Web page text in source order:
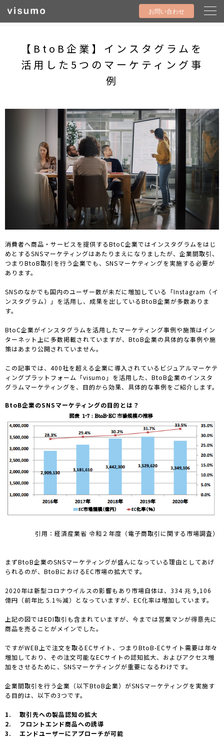
お問い合わせ
visumo ビジュモ
【BtoB企業】インスタグラムを活用した5つのマーケティング事例
【BtoB企業】インスタグラムを
活用した5つのマーケティング事
例
消費者へ商品・サービスを提供するBtoC企業ではインスタグラムをはじ
めとするSNSマーケティングはあたりまえになりましたが、企業間取引、
つまりBtoB取引を行う企業でも、SNSマーケティングを実施する必要が
あります。
SNSのなかでも国内のユーザー数が未だに増加している「Instagram（イ
ンスタグラム）」を活用し、成果を出しているBtoB企業が多数ありま
す。
BtoC企業がインスタグラムを活用したマーケティング事例や施策はイン
ターネット上に多数掲載されていますが、BtoB企業の具体的な事例や施
策はあまり公開されていません。
この記事では、400社を超える企業に導入されているビジュアルマーケテ
ィングプラットフォーム「visumo」を活用した、BtoB企業のインスタ
グラムマーケティングを、目的から効果、具体的な事例をご紹介します。
BtoB企業のSNSマーケティングの目的とは？
引用：経済産業省 令和２年度（電子商取引に関する市場調査）
まずBtoB企業のSNSマーケティングが盛んになっている理由としてあげ
られるのが、BtoBにおけるEC市場の拡大です。
2020年は新型コロナウイルスの影響もあり市場自体は、334 兆 9,106
億円（前年比 5.1％減）となっていますが、EC化率は増加しています。
上記の図ではEDI取引も含まれていますが、今までは営業マンが得意先に
商品を売ることがメインでした。
ですがWEB上で注文を取るECサイト、つまりBtoB-ECサイト需要は年々
増加しており、その注文可能なECサイトの認知拡大、およびアクセス増
加をさせるために、SNSマーケティングが重要になるわけです。
企業間取引を行う企業（以下BtoB企業）がSNSマーケティングを実施す
る目的は、以下の3つです。
1. 取引先への製品認知の拡大
2. フロントエンド商品への誘導
3. エンドユーザーにアプローチが可能